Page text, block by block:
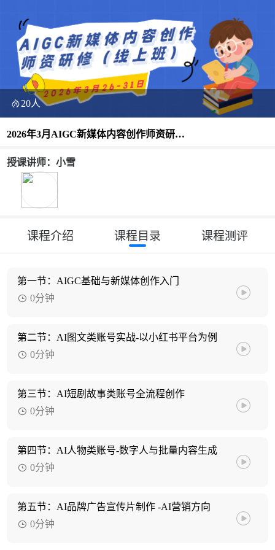
20人
2026年3月AIGC新媒体内容创作师资研修
授课讲师：小雪
课程介绍 课程目录 课程测评
第一节：AIGC基础与新媒体创作入门
0分钟
第二节：AI图文类账号实战-以小红书平台为例
0分钟
第三节：AI短剧故事类账号全流程创作
0分钟
第四节：AI人物类账号-数字人与批量内容生成
0分钟
第五节：AI品牌广告宣传片制作 -AI营销方向
0分钟